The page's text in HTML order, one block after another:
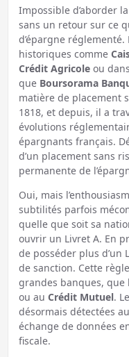
Impossible d’aborder
sans un retour sur ce
d’épargne
historiques comme
Crédit Agricoleou
que Boursorama
matière de placement
1818, et depuis, il a
évolutions
épargnants français.
d’un placement sans
permanente de
Oui, mais
subtilités parfois
quelle que soit sa
ouvrir un Livret A. En
de posséder plus d’un
de sanction. Cette
grandes banques, que
ou au Crédit Mutuel.
désormais détectées
échange de données
fiscale.